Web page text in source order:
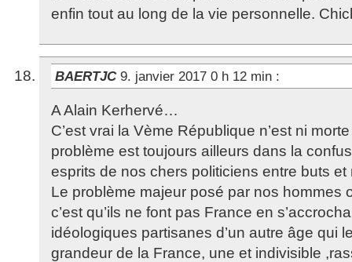
enfin tout au long de la vie personnelle.
BAERTJC 9. janvier 2017 0 h 12 min :
A Alain Kerhervé…
C’est vrai la Vème République n’est ni
problème est toujours ailleurs dans la
esprits de nos chers politiciens entre buts et
Le problème majeur posé par nos hommes
c’est qu’ils ne font pas France en
idéologiques partisanes d’un autre âge qui
grandeur de la France, une et indivisible